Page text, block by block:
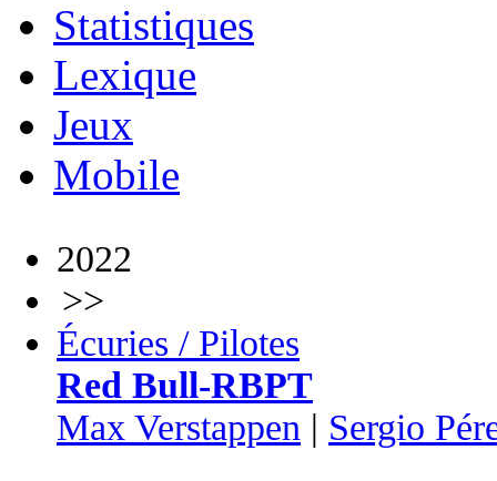
Statistiques
Lexique
Jeux
Mobile
2022
>>
Écuries / Pilotes
Red Bull-RBPT
Max Verstappen | Sergio